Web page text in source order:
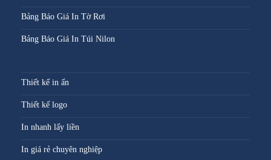
Bảng Báo Giá In Tờ Rơi
Bảng Báo Giá In Túi Nilon
Thiết kế in ấn
Thiết kế logo
In nhanh lấy liền
In giá rẻ chuyên nghiệp